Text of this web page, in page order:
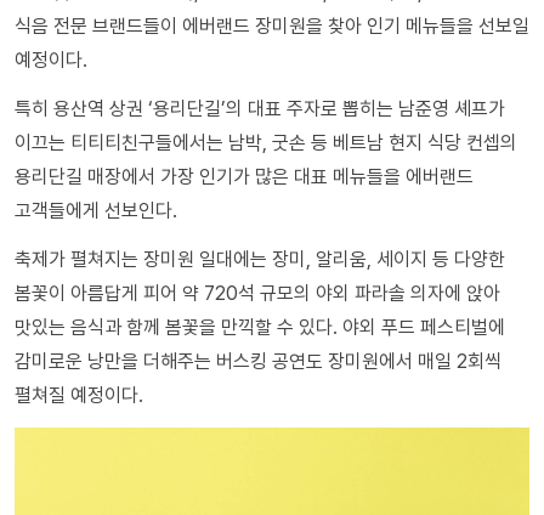
식음 전문 브랜드들이 에버랜드 장미원을 찾아 인기 메뉴들을 선보일
예정이다.
특히 용산역 상권 ‘용리단길’의 대표 주자로 뽑히는 남준영 셰프가
이끄는 티티티친구들에서는 남박, 굿손 등 베트남 현지 식당 컨셉의
용리단길 매장에서 가장 인기가 많은 대표 메뉴들을 에버랜드
고객들에게 선보인다.
축제가 펼쳐지는 장미원 일대에는 장미, 알리움, 세이지 등 다양한
봄꽃이 아름답게 피어 약 720석 규모의 야외 파라솔 의자에 앉아
맛있는 음식과 함께 봄꽃을 만끽할 수 있다. 야외 푸드 페스티벌에
감미로운 낭만을 더해주는 버스킹 공연도 장미원에서 매일 2회씩
펼쳐질 예정이다.